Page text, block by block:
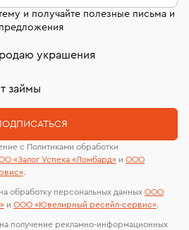
и получайте полезные письма и
предложения
украшения
займы
с Политиками обработки
«Залог Успеха «Ломбард» и ООО
.
обработку персональных данных ООО
и ООО «Ювелирный ресейл-сервиc».
получение рекламно-информационных